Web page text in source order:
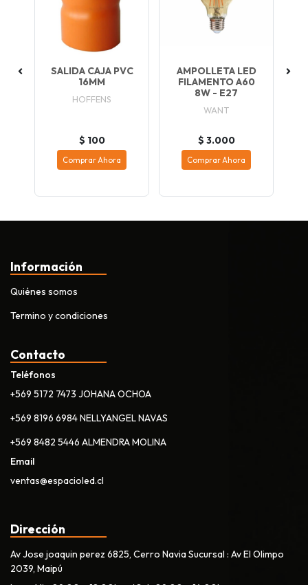
SALIDA CAJA PVC
16MM
HOFFENS
$ 100
Comprar Ahora
AMPOLLETA LED
FILAMENTO A60
8W - E27
WANT
$ 3.000
Comprar Ahora
Información
Quiénes somos
Termino y condiciones
Contacto
Teléfonos
+569 5172 7473 JOHANA OCHOA
+569 8196 6984 NELLYANGEL NAVAS
+569 8482 5446 ALMENDRA MOLINA
Email
ventas@espacioled.cl
Dirección
Av Jose joaquin perez 6825, Cerro Navia Sucursal : Av El Olimpo
2039, Maipú